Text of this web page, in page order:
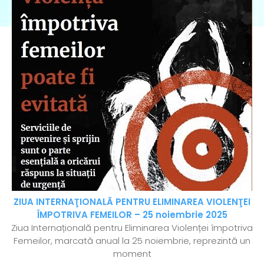
ZIUA INTERNAŢIONALĂ PENTRU ELIMINAREA VIOLENŢEI
ÎMPOTRIVA FEMEILOR – 25 noiembrie 2025
Ziua Internațională pentru Eliminarea Violenței împotriva
Femeilor, marcată anual la 25 noiembrie, reprezintă un
moment